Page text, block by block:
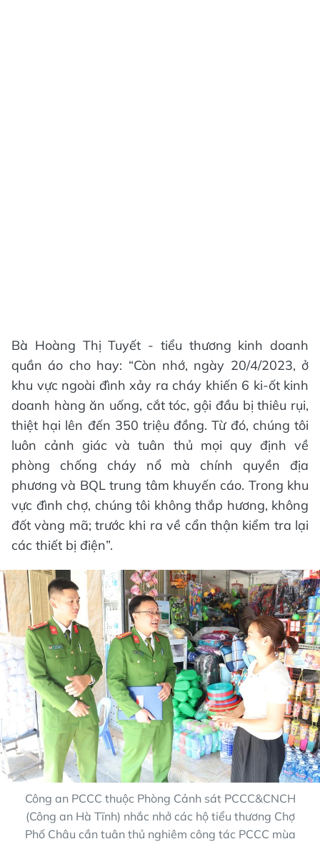
Bà Hoàng Thị Tuyết - tiểu thương kinh doanh
quần áo cho hay: “Còn nhớ, ngày 20/4/2023, ở
khu vực ngoài đình xảy ra cháy khiến 6 ki-ốt kinh
doanh hàng ăn uống, cắt tóc, gội đầu bị thiêu rụi,
thiệt hại lên đến 350 triệu đồng. Từ đó, chúng tôi
luôn cảnh giác và tuân thủ mọi quy định về
phòng chống cháy nổ mà chính quyền địa
phương và BQL trung tâm khuyến cáo. Trong khu
vực đình chợ, chúng tôi không thắp hương, không
đốt vàng mã; trước khi ra về cẩn thận kiểm tra lại
các thiết bị điện”.
Công an PCCC thuộc Phòng Cảnh sát PCCC&CNCH
(Công an Hà Tĩnh) nhắc nhở các hộ tiểu thương Chợ
Phố Châu cần tuân thủ nghiêm công tác PCCC mùa